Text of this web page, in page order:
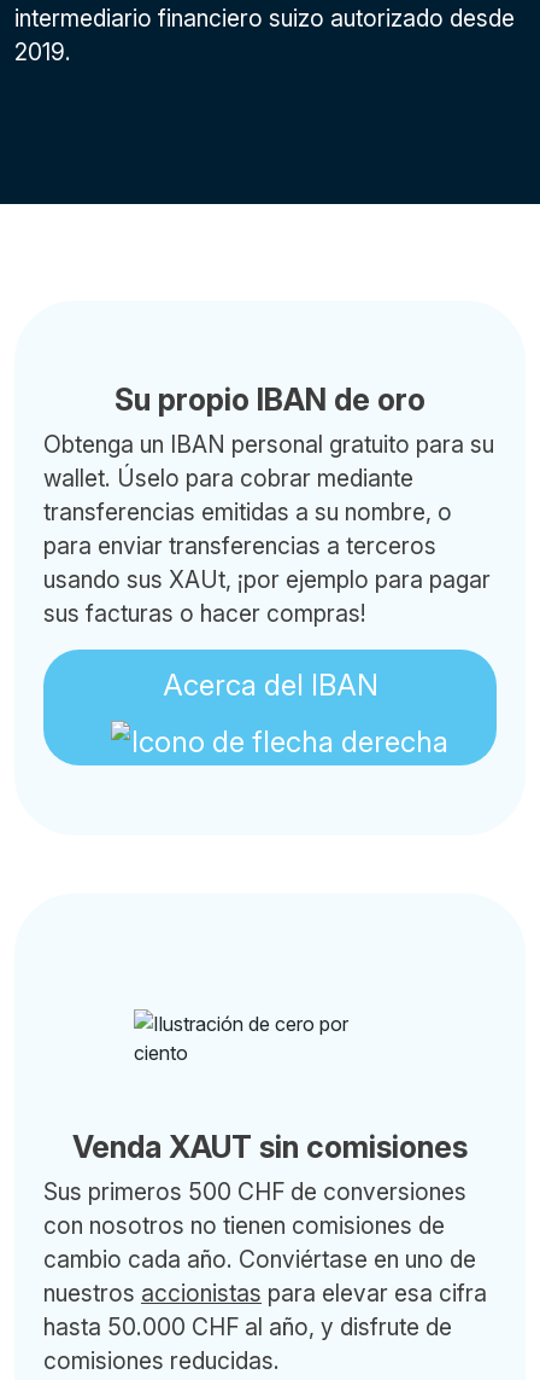
intermediario financiero suizo autorizado desde
2019.
Su propio IBAN de oro
Obtenga un IBAN personal gratuito para su
wallet. Úselo para cobrar mediante
transferencias emitidas a su nombre, o
para enviar transferencias a terceros
usando sus XAUt, ¡por ejemplo para pagar
sus facturas o hacer compras!
Acerca del IBAN
Venda XAUT sin comisiones
Sus primeros 500 CHF de conversiones
con nosotros no tienen comisiones de
cambio cada año. Conviértase en uno de
nuestros accionistas para elevar esa cifra
hasta 50.000 CHF al año, y disfrute de
comisiones reducidas.